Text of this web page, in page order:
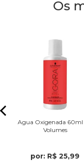
Os
Agua Oxigenada 60ml
Volumes
por: R$ 25,99